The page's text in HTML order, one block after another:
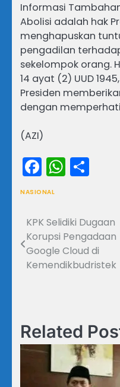
Informasi
Abolisi adalah hak
menghapuskan
pengadilan
sekelompok orang.
14 ayat (2) UUD
Presiden
dengan
(AZI)
Facebook
NASIONAL
Navigasi
pos
KPK Selidiki Dugaan
Korupsi Pengadaan
Google Cloud di
Kemendikbudristek
Related